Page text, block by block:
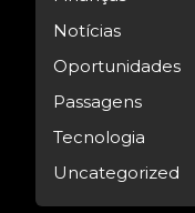
Notícias
Oportunidades
Passagens
Tecnologia
Uncategorized